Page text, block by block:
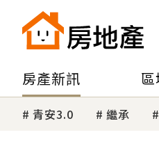
房產新訊
青安3.0 繼承